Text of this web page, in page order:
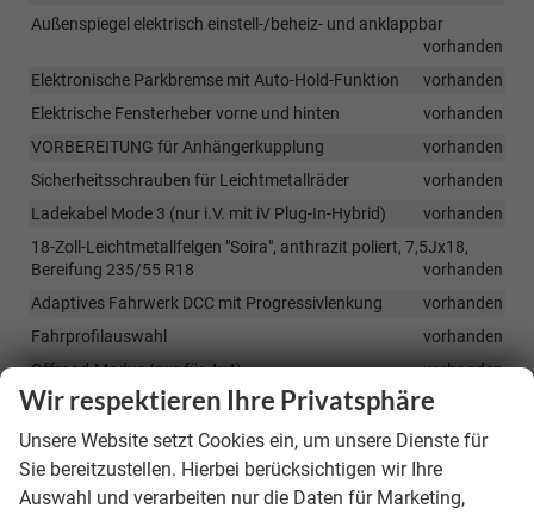
Außenspiegel elektrisch einstell-/beheiz- und anklappbar
vorhanden
Elektronische Parkbremse mit Auto-Hold-Funktion
vorhanden
Elektrische Fensterheber vorne und hinten
vorhanden
VORBEREITUNG für Anhängerkupplung
vorhanden
Sicherheitsschrauben für Leichtmetallräder
vorhanden
Ladekabel Mode 3 (nur i.V. mit iV Plug-In-Hybrid)
vorhanden
18-Zoll-Leichtmetallfelgen "Soira", anthrazit poliert, 7,5Jx18,
Bereifung 235/55 R18
vorhanden
Adaptives Fahrwerk DCC mit Progressivlenkung
vorhanden
Fahrprofilauswahl
vorhanden
Offroad-Modus (nur für 4×4)
vorhanden
Beheizbare Frontscheibe
vorhanden
Head-up-Display
vorhanden
Matrix-LED-Scheinwerfer mit Schlechtwetterfunktion
vorhanden
Wir respektieren Ihre Privatsphäre
Unsere Website setzt Cookies ein, um unsere Dienste für
Sie bereitzustellen. Hierbei berücksichtigen wir Ihre
Auswahl und verarbeiten nur die Daten für Marketing,